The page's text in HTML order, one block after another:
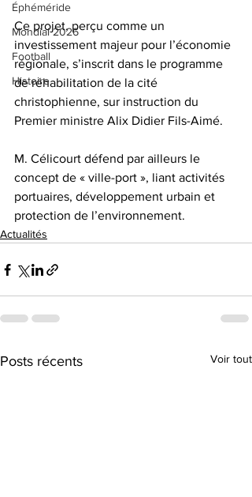
Éphéméride
Mondial 2026
Football
Histoire
Ce projet, perçu comme un
investissement majeur pour l’économie
régionale, s’inscrit dans le programme
de réhabilitation de la cité
christophienne, sur instruction du
Premier ministre Alix Didier Fils-Aimé.
M. Célicourt défend par ailleurs le
concept de « ville-port », liant activités
portuaires, développement urbain et
protection de l’environnement.
Actualités
Posts récents Voir tout